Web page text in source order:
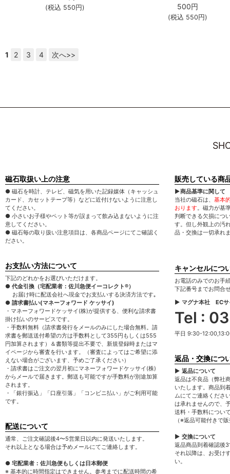
(税込 550 円)
500円
(税込 550 円)
1 2 3 4 次へ>>
磁石取扱い上の注意
● 磁石を時計、テレビ、磁気を用いた記録媒体（キャッシュ
カード、カセットテープ等）などに近付けないように注意し
てください。
● 小さいお子様やペット等が誤まって飲み込まないように注
意してください。
● 磁石毎の取り扱い注意項目は、各商品ページにてご確認く
ださい。
お支払い方法について
下記のどれかをお選びいただけます。
● 代金引換（宅配業者：佐川急便イーコレクト®）
お届け時に配送会社へ現金でお支払いする決済方法です｡
● 請求書払い(マネーフォワード ケッサイ)
・マネーフォワードケッサイ(株)が提供する、便利な請求書
掛け払いのサービスです。
・手数料無料（請求書発行をメールのみにした場合無料。請
求書を郵送送付希望の方は手数料として355円もしくは555
円加算されます）＆書類等提出不要で、新規登録時またはマ
イページから審査を行います。（審査によってはご希望に添
えない場合がございます、予めご了承ください）
・請求書はご注文の翌月初にマネーフォワードケッサイ(株)
からメールで届きます。郵送も可能ですが手数料が別途加算
されます。
・「銀行振込」「口座引落」「コンビニ払い」がご利用可能
です。
配送について
通常、ご注文確認後4〜5営業日以内に発送いたします。
それ以上となる場合は予めメールにてご連絡します。
● 宅配業者：佐川急便もしくは日本郵便
※ 基本的に時間指定はできません。参考までに配送時間の希
販売している商
▶商品基準に関して
当社の磁石は、 基本
おります。磁力が基
判断できる欠損につ
す。但し外観上の汚
品・交換は一切承れ
キャンセルにつ
お電話のみでのお手
下記番号までお問合
▶ マグナ本社 ECサ
Tel :
平日 9:30-
返品・交換につ
▶ 返品について
返品は不良品（弊社
いたします。商品到
ムにてご連絡くださ
は承れませんので、
送料・手数料につい
（※返品可能付きで
▶ 交換について
返品商品到着確認後
それ以降は、お受け
い。